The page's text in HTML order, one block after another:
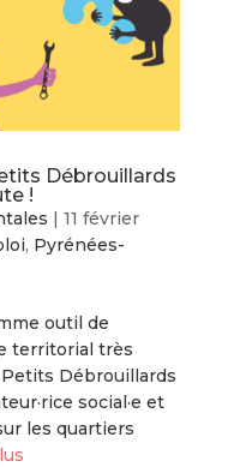
Débrouillards
!
| 11 février
, Pyrénées-
outil de
territorial très
Débrouillards
social·e et
les quartiers